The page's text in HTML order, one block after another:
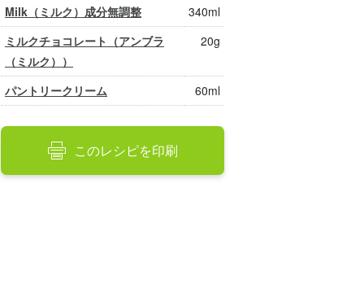
Milk（ミルク）成分無調整
340ml
ミルクチョコレート（アンブラ
（ミルク））
20g
パントリークリーム 60ml
このレシピを印刷